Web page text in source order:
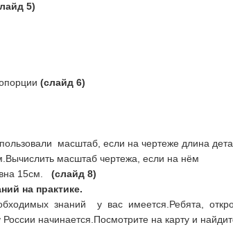
5)
(слайд 6)
масштаб, если на чертеже длина
масштаб чертежа, если на нём
15см. (слайд 8)
на практике.
знаний у вас имеется.Ребята,
России начинается.Посмотрите на карту и